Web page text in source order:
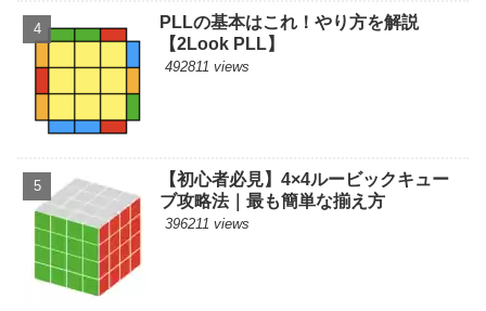
PLLの基本はこれ！やり方を解説
【2Look PLL】
492811 views
【初心者必見】4×4ルービックキュー
ブ攻略法｜最も簡単な揃え方
396211 views